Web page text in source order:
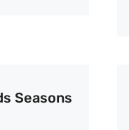
Seasons